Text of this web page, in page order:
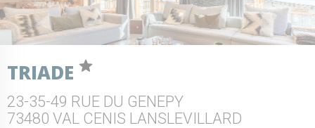
La Norma
Aussois
Val Cenis
Bessans
TRIADE
23-35-49 RUE DU GENEPY
73480 VAL CENIS LANSLEVILLARD